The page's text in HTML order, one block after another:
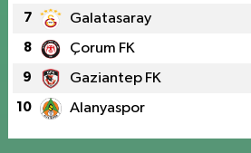
7 Galatasaray
8 Çorum FK
9 Gaziantep FK
10 Alanyaspor